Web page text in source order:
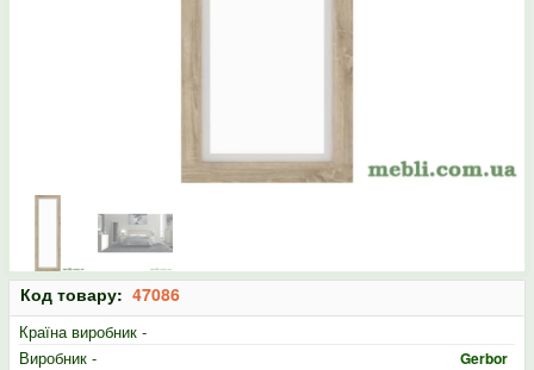
Код товару: 47086
Країна виробник -
Виробник -
Gerbor